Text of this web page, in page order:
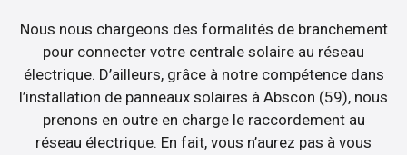
Nous nous chargeons des formalités de branchement
pour connecter votre centrale solaire au réseau
électrique. D’ailleurs, grâce à notre compétence dans
l’installation de panneaux solaires à Abscon (59), nous
prenons en outre en charge le raccordement au
réseau électrique. En fait, vous n’aurez pas à vous